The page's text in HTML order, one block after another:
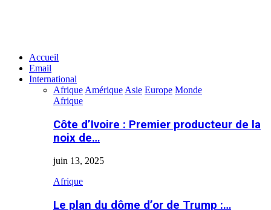
Accueil
Email
International
Afrique Amérique Asie Europe Monde
Afrique
Côte d’Ivoire : Premier producteur de la
noix de…
juin 13, 2025
Afrique
Le plan du dôme d’or de Trump :…